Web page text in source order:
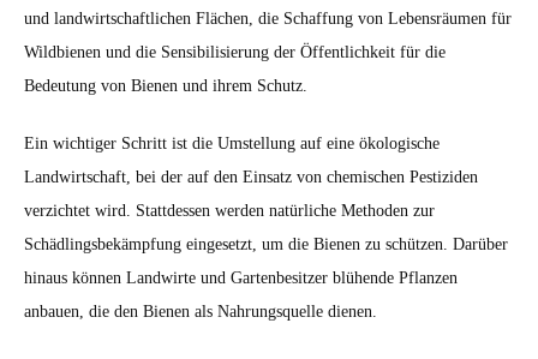
und landwirtschaftlichen Flächen, die Schaffung von Lebensräumen für
Wildbienen und die Sensibilisierung der Öffentlichkeit für die
Bedeutung von Bienen und ihrem Schutz.
Ein wichtiger Schritt ist die Umstellung auf eine ökologische
Landwirtschaft, bei der auf den Einsatz von chemischen Pestiziden
verzichtet wird. Stattdessen werden natürliche Methoden zur
Schädlingsbekämpfung eingesetzt, um die Bienen zu schützen. Darüber
hinaus können Landwirte und Gartenbesitzer blühende Pflanzen
anbauen, die den Bienen als Nahrungsquelle dienen.